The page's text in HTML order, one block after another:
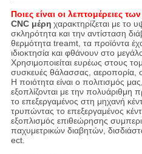
Ποιες είναι οι λεπτομέρειες
CNC μέρη χαρακτηρίζεται με το
σκληρότητα και την αντίσταση
θερμότητα treamt, τα προϊόντα
ιδιοκτησία και φθάνουν στο
Χρησιμοποιείται ευρέως στους
συσκευές θάλασσας, αεροπορία,
Η ποιότητα είναι ο πολιτισμός
εξοπλίζονται με την
το επεξεργαμένος στη μηχανή
τρυπώντας το επεξεργαμένος
εξοπλισμός επιθεώρησης
παχυμετρικών διαβητών,
ect.